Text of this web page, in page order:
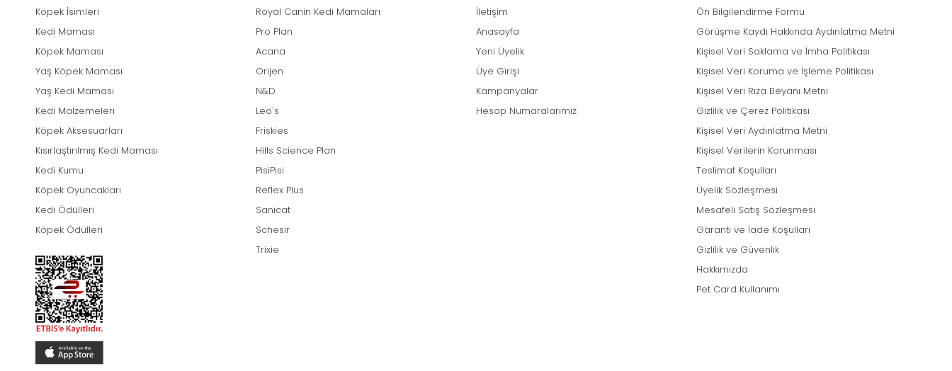
Köpek İsimleri
Kedi Maması
Köpek Maması
Yaş Köpek Maması
Yaş Kedi Maması
Kedi Malzemeleri
Köpek Aksesuarları
Kısırlaştırılmış Kedi Maması
Kedi Kumu
Köpek Oyuncakları
Kedi Ödülleri
Köpek Ödülleri
Royal Canin Kedi Mamaları
Pro Plan
Acana
Orijen
N&D
Leo's
Friskies
Hills Science Plan
PisiPisi
Reflex Plus
Sanicat
Schesir
Trixie
İletişim
Anasayfa
Yeni Üyelik
Üye Girişi
Kampanyalar
Hesap Numaralarımız
Ön Bilgilendirme Formu
Görüşme Kaydı Hakkında Aydınlatma Metni
Kişisel Veri Saklama ve İmha Politikası
Kişisel Veri Koruma ve İşleme Politikası
Kişisel Veri Rıza Beyanı Metni
Gizlilik ve Çerez Politikası
Kişisel Veri Aydınlatma Metni
Kişisel Verilerin Korunması
Teslimat Koşulları
Üyelik Sözleşmesi
Mesafeli Satış Sözleşmesi
Garanti ve İade Koşulları
Gizlilik ve Güvenlik
Hakkımızda
Pet Card Kullanımı